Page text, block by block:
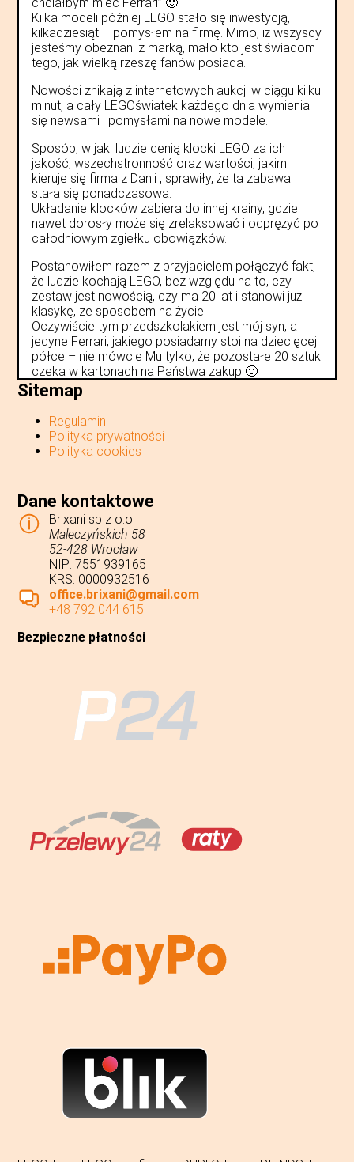
Kilka modeli później LEGO stało się inwestycją,
kilkadziesiąt – pomysłem na firmę. Mimo, iż wszyscy
jesteśmy obeznani z marką, mało kto jest świadom
tego, jak wielką rzeszę fanów posiada.
Nowości znikają z internetowych aukcji w ciągu kilku
minut, a cały LEGOświatek każdego dnia wymienia
się newsami i pomysłami na nowe modele.
Sposób, w jaki ludzie cenią klocki LEGO za ich
jakość, wszechstronność oraz wartości, jakimi
kieruje się firma z Danii , sprawiły, że ta zabawa
stała się ponadczasowa.
Układanie klocków zabiera do innej krainy, gdzie
nawet dorosły może się zrelaksować i odprężyć po
całodniowym zgiełku obowiązków.
Postanowiłem razem z przyjacielem połączyć fakt,
że ludzie kochają LEGO, bez względu na to, czy
zestaw jest nowością, czy ma 20 lat i stanowi już
klasykę, ze sposobem na życie.
Oczywiście tym przedszkolakiem jest mój syn, a
jedyne Ferrari, jakiego posiadamy stoi na dziecięcej
półce – nie mówcie Mu tylko, że pozostałe 20 sztuk
czeka w kartonach na Państwa zakup 🙂
Sitemap
Regulamin
Polityka prywatności
Polityka cookies
Dane kontaktowe
Brixani sp z o.o.
Maleczyńskich 58
52-428 Wrocław
NIP: 7551939165
KRS: 0000932516
office.brixani@gmail.com
+48 792 044 615
Bezpieczne płatności